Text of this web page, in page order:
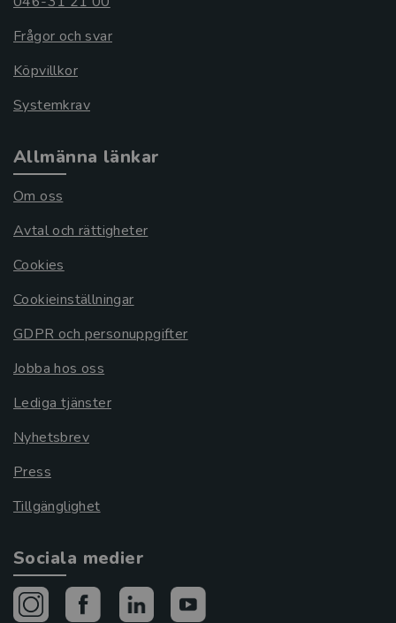
Frågor och svar
Köpvillkor
Systemkrav
Allmänna länkar
Om oss
Avtal och rättigheter
Cookies
Cookieinställningar
GDPR och personuppgifter
Jobba hos oss
Lediga tjänster
Nyhetsbrev
Press
Tillgänglighet
Sociala medier